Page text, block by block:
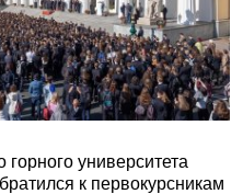
горного университета
к первокурсникам